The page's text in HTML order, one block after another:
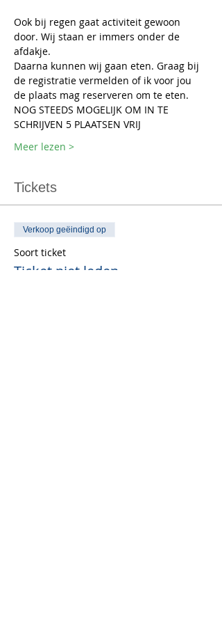
Ook bij regen gaat activiteit gewoon
door. Wij staan er immers onder de
afdakje.
Daarna kunnen wij gaan eten. Graag bij
de registratie vermelden of ik voor jou
de plaats mag reserveren om te eten.
NOG STEEDS MOGELIJK OM IN TE
SCHRIJVEN 5 PLAATSEN VRIJ
Meer lezen >
Tickets
Verkoop geëindigd op
Soort ticket
Ticket niet leden